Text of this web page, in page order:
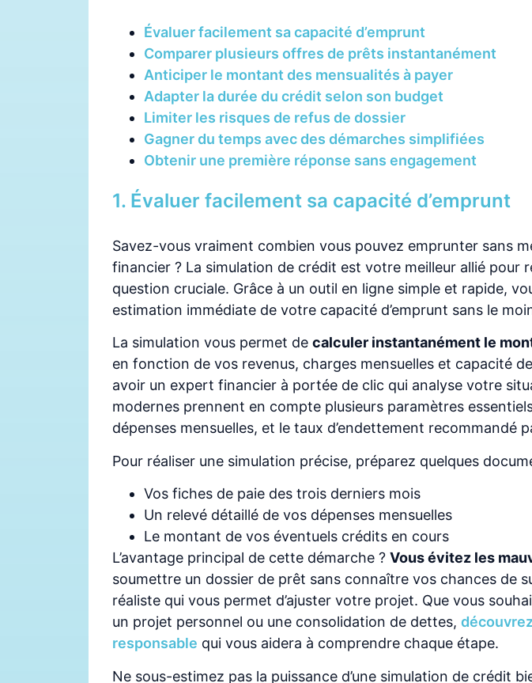
Évaluer facilement sa capacité d’emprunt
Comparer plusieurs offres de prêts instantanément
Anticiper le montant des mensualités à payer
Adapter la durée du crédit selon son budget
Limiter les risques de refus de dossier
Gagner du temps avec des démarches simplifiées
Obtenir une première réponse sans engagement
1. Évaluer facilement sa capacité d’emprunt
Savez-vous vraiment combien vous pouvez emprunter sans
financier ? La simulation de crédit est votre meilleur allié pour
question cruciale. Grâce à un outil en ligne simple et rapide,
estimation immédiate de votre capacité d’emprunt sans le
La simulation vous permet de calculer instantanément le
en fonction de vos revenus, charges mensuelles et capacité
avoir un expert financier à portée de clic qui analyse votre
modernes prennent en compte plusieurs paramètres
dépenses mensuelles, et le taux d’endettement recommandé
Pour réaliser une simulation précise, préparez quelques
Vos fiches de paie des trois derniers mois
Un relevé détaillé de vos dépenses mensuelles
Le montant de vos éventuels crédits en cours
L’avantage principal de cette démarche ? Vous évitez les
soumettre un dossier de prêt sans connaître vos chances de
réaliste qui vous permet d’ajuster votre projet. Que vous
un projet personnel ou une consolidation de dettes,
responsable qui vous aidera à comprendre chaque étape.
Ne sous-estimez pas la puissance d’une simulation de crédit